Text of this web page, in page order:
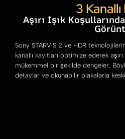
3
Aşırı Işık
Sony STARVIS 2 ve HDR
kanallı kayıtları optimize ederek
mükemmel bir şekilde dengeler.
detaylar ve okunabilir plakalarla